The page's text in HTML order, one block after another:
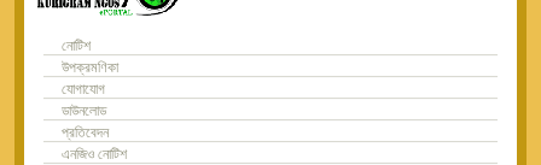
নোটিশ
উপক্রমণিকা
যোগাযোগ
ডাউনলোড
প্রতিবেদন
এনজিও নোটিশ